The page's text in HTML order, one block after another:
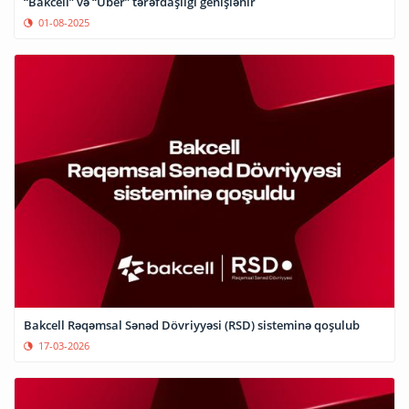
01-08-2025
Bakcell Rəqəmsal Sənəd Dövriyyəsi (RSD) sisteminə qoşulub
17-03-2026